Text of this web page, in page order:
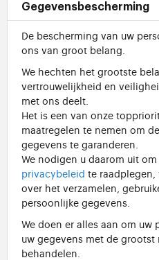
Gegevensbescherming
De bescherming van uw
ons van groot belang.
We hechten het grootste
vertrouwelijkheid en
met ons deelt.
Het is een van onze
maatregelen te nemen om
gegevens te garanderen.
We nodigen u daarom uit
privacybeleid te
over het verzamelen,
persoonlijke gegevens.
We doen er alles aan om
uw gegevens met de
behandelen.